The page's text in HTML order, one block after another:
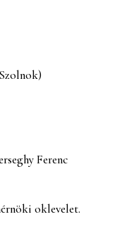
Ferenc
oklevelet.